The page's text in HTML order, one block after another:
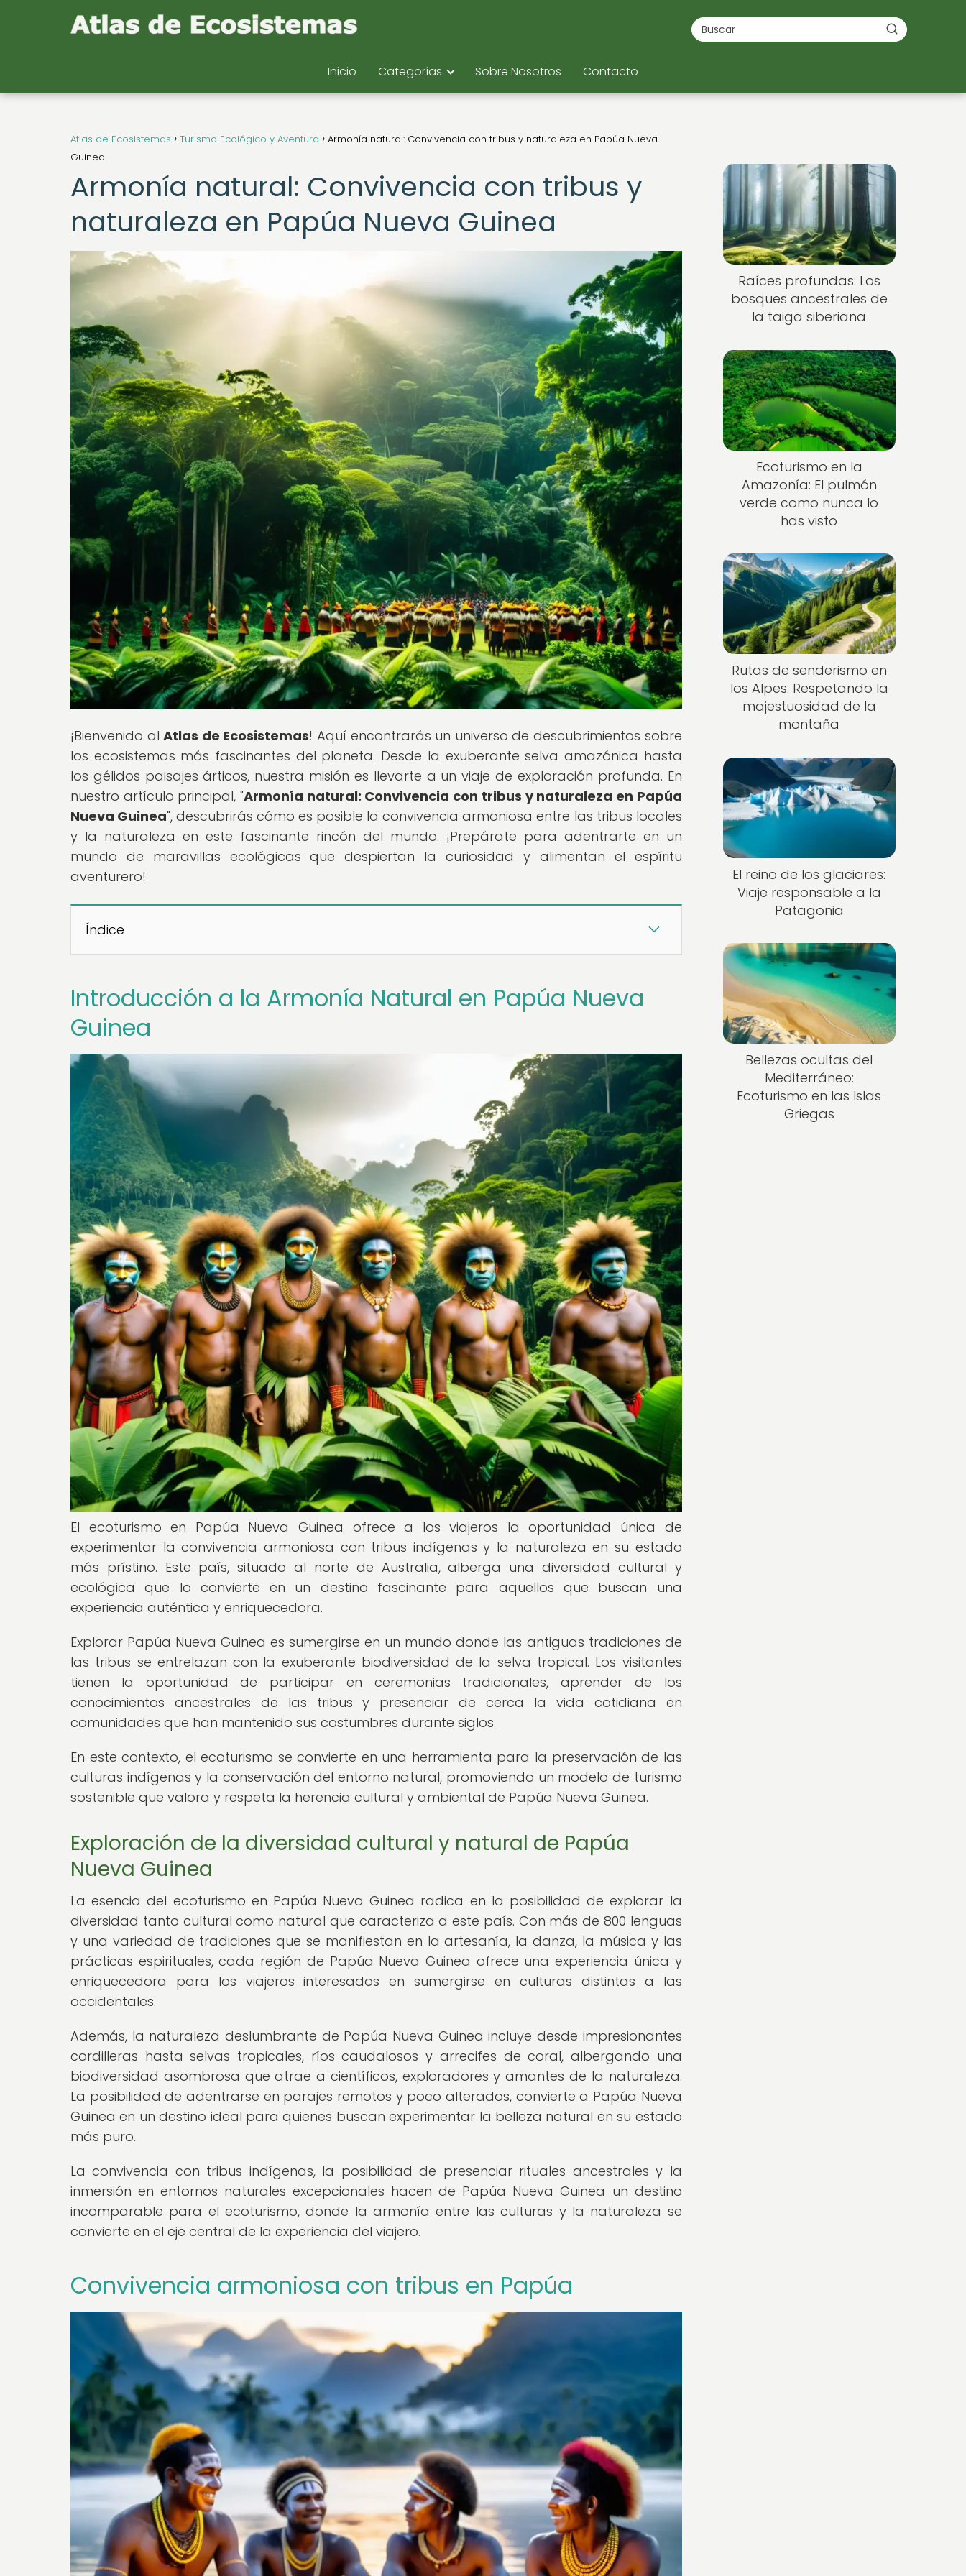
Inicio Categorías Sobre Nosotros Contacto
Atlas de Ecosistemas Turismo Ecológico y Aventura
Armonía natural: Convivencia con tribus y naturaleza en Papúa Nueva
Guinea
Armonía natural: Convivencia con tribus y
naturaleza en Papúa Nueva Guinea
¡Bienvenido alAtlas de Ecosistemas! Aquí encontrarás un universo de descubrimientos sobre
los ecosistemas más fascinantes del planeta. Desde la exuberante selva amazónica hasta
los gélidos paisajes árticos, nuestra misión es llevarte a un viaje de exploración profunda. En
nuestro artículo principal, "Armonía natural: Convivencia con tribus y naturaleza en Papúa
Nueva Guinea", descubrirás cómo es posible la convivencia armoniosa entre las tribus locales
y la naturaleza en este fascinante rincón del mundo. ¡Prepárate para adentrarte en un
mundo de maravillas ecológicas que despiertan la curiosidad y alimentan el espíritu
aventurero!
Índice
Introducción a la Armonía Natural en Papúa Nueva
Guinea
El ecoturismo en Papúa Nueva Guinea ofrece a los viajeros la oportunidad única de
experimentar la convivencia armoniosa con tribus indígenas y la naturaleza en su estado
más prístino. Este país, situado al norte de Australia, alberga una diversidad cultural y
ecológica que lo convierte en un destino fascinante para aquellos que buscan una
experiencia auténtica y enriquecedora.
Explorar Papúa Nueva Guinea es sumergirse en un mundo donde las antiguas tradiciones de
las tribus se entrelazan con la exuberante biodiversidad de la selva tropical. Los visitantes
tienen la oportunidad de participar en ceremonias tradicionales, aprender de los
conocimientos ancestrales de las tribus y presenciar de cerca la vida cotidiana en
comunidades que han mantenido sus costumbres durante siglos.
En este contexto, el ecoturismo se convierte en una herramienta para la preservación de las
culturas indígenas y la conservación del entorno natural, promoviendo un modelo de turismo
sostenible que valora y respeta la herencia cultural y ambiental de Papúa Nueva Guinea.
Exploración de la diversidad cultural y natural de Papúa
Nueva Guinea
La esencia del ecoturismo en Papúa Nueva Guinea radica en la posibilidad de explorar la
diversidad tanto cultural como natural que caracteriza a este país. Con más de 800 lenguas
y una variedad de tradiciones que se manifiestan en la artesanía, la danza, la música y las
prácticas espirituales, cada región de Papúa Nueva Guinea ofrece una experiencia única y
enriquecedora para los viajeros interesados en sumergirse en culturas distintas a las
occidentales.
Además, la naturaleza deslumbrante de Papúa Nueva Guinea incluye desde impresionantes
cordilleras hasta selvas tropicales, ríos caudalosos y arrecifes de coral, albergando una
biodiversidad asombrosa que atrae a científicos, exploradores y amantes de la naturaleza.
La posibilidad de adentrarse en parajes remotos y poco alterados, convierte a Papúa Nueva
Guinea en un destino ideal para quienes buscan experimentar la belleza natural en su estado
más puro.
La convivencia con tribus indígenas, la posibilidad de presenciar rituales ancestrales y la
inmersión en entornos naturales excepcionales hacen de Papúa Nueva Guinea un destino
incomparable para el ecoturismo, donde la armonía entre las culturas y la naturaleza se
convierte en el eje central de la experiencia del viajero.
Convivencia armoniosa con tribus en Papúa
Nuevo
Raíces profundas: Los
bosques ancestrales de
la taiga siberiana
Ecoturismo en la
Amazonía: El pulmón
verde como nunca lo
has visto
Rutas de senderismo en
los Alpes: Respetando la
majestuosidad de la
montaña
El reino de los glaciares:
Viaje responsable a la
Patagonia
Bellezas ocultas del
Mediterráneo:
Ecoturismo en las Islas
Griegas